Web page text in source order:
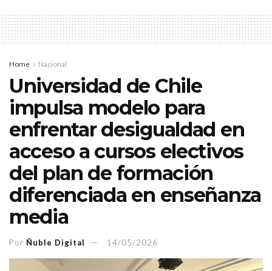
Home Nacional
Universidad de Chile
impulsa modelo para
enfrentar desigualdad en
acceso a cursos electivos
del plan de formación
diferenciada en enseñanza
media
Por Ñuble Digital 14/05/2026